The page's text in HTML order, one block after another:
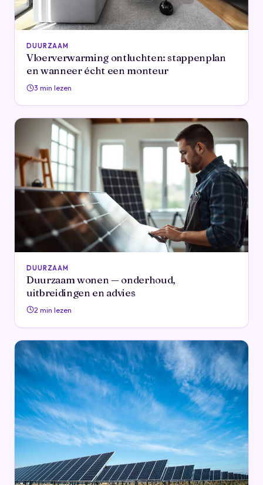
DUURZAAM
Vloerverwarming ontluchten: stappenplan
en wanneer écht een monteur
3 min lezen
DUURZAAM
Duurzaam wonen — onderhoud,
uitbreidingen en advies
2 min lezen